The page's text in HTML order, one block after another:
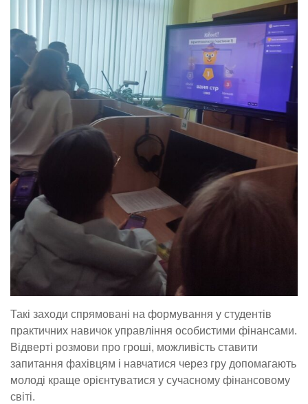
Такі заходи спрямовані на формування у студентів
практичних навичок управління особистими фінансами.
Відверті розмови про гроші, можливість ставити
запитання фахівцям і навчатися через гру допомагають
молоді краще орієнтуватися у сучасному фінансовому
світі.